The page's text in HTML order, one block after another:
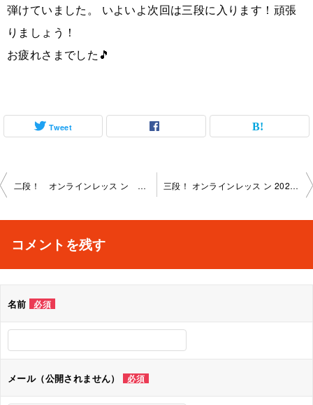
弾けていました。 いよいよ次回は三段に入ります！頑張
りましょう！
お疲れさまでした🎵
Tweet
投
ビ
シ
二段！ オンラインレッス ン 2025-2-13-no0098-1160 三段！ オンラインレッス ン 2025-3-12-no0098-1160
コメントを残す
名前 必須
メール（公開されません） 必須